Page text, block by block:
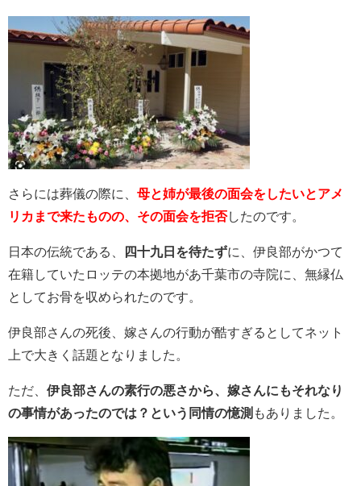
さらには葬儀の際に、 母と姉が最後の面会をしたいとアメ
リカまで来たものの、その面会を拒否したのです。
日本の伝統である、 四十九日を待たずに、伊良部がかつて
在籍していたロッテの本拠地があ千葉市の寺院に、無縁仏
としてお骨を収められたのです。
伊良部さんの死後、嫁さんの行動が酷すぎるとしてネット
上で大きく話題となりました。
ただ、 伊良部さんの素行の悪さから、嫁さんにもそれなり
の事情があったのでは？という同情の憶測 もありました。